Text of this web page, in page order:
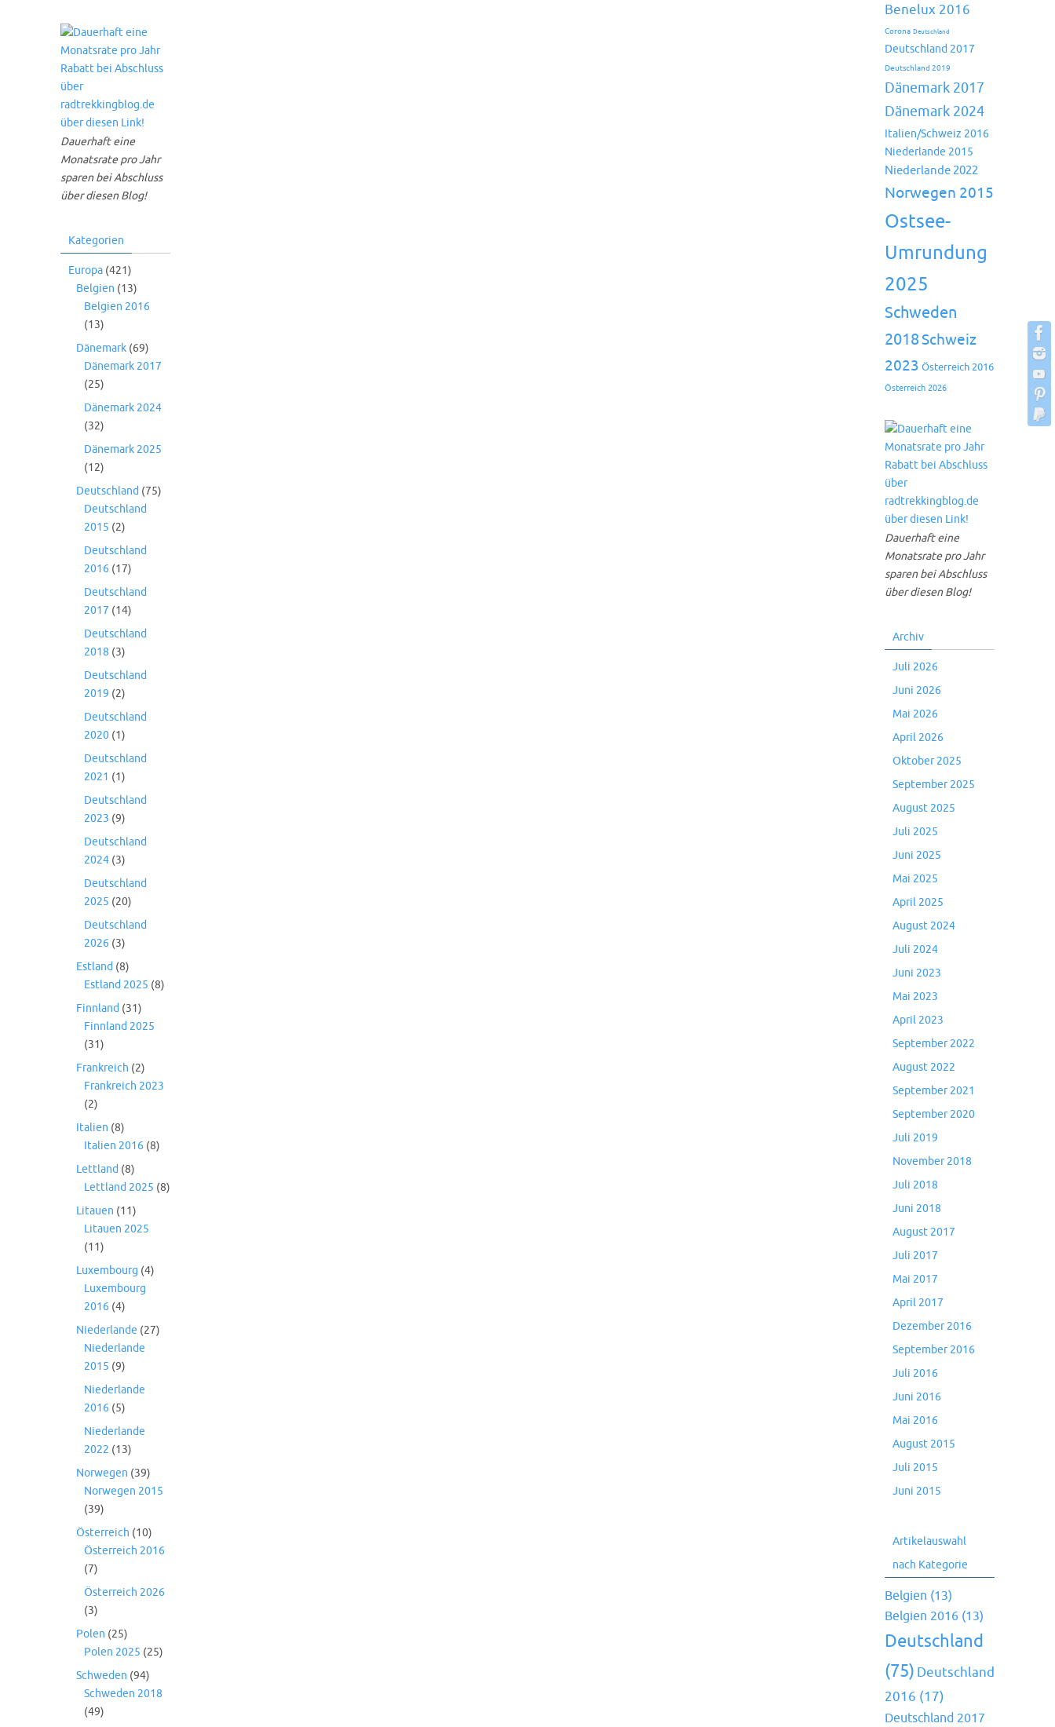
Dauerhaft eine
Monatsrate pro Jahr
sparen bei Abschluss
über diesen Blog!
Kategorien
Europa (421)
Belgien (13)
Belgien 2016
(13)
Dänemark (69)
Dänemark 2017
(25)
Dänemark 2024
(32)
Dänemark 2025
(12)
Deutschland (75)
Deutschland
2015 (2)
Deutschland
2016 (17)
Deutschland
2017 (14)
Deutschland
2018 (3)
Deutschland
2019 (2)
Deutschland
2020 (1)
Deutschland
2021 (1)
Deutschland
2023 (9)
Deutschland
2024 (3)
Deutschland
2025 (20)
Deutschland
2026 (3)
Estland (8)
Estland 2025 (8)
Finnland (31)
Finnland 2025
(31)
Frankreich (2)
Frankreich 2023
(2)
Italien (8)
Italien 2016 (8)
Lettland (8)
Lettland 2025 (8)
Litauen (11)
Litauen 2025
(11)
Luxembourg (4)
Luxembourg
2016 (4)
Niederlande (27)
Niederlande
2015 (9)
Niederlande
2016 (5)
Niederlande
2022 (13)
Norwegen (39)
Norwegen 2015
(39)
Österreich (10)
Österreich 2016
(7)
Österreich 2026
(3)
Polen (25)
Polen 2025 (25)
Schweden (94)
Schweden 2018
(49)
Benelux 2016
Corona Deutschland
Deutschland 2017
Deutschland 2019
Dänemark 2017
Dänemark 2024
Italien/Schweiz 2016
Niederlande 2015
Niederlande 2022
Norwegen 2015
Ostsee-
Umrundung
2025
Schweden
2018Schweiz
2023 Österreich 2016
Österreich 2026
Dauerhaft eine
Monatsrate pro Jahr
sparen bei Abschluss
über diesen Blog!
Archiv
Juli 2026
Juni 2026
Mai 2026
April 2026
Oktober 2025
September 2025
August 2025
Juli 2025
Juni 2025
Mai 2025
April 2025
August 2024
Juli 2024
Juni 2023
Mai 2023
April 2023
September 2022
August 2022
September 2021
September 2020
Juli 2019
November 2018
Juli 2018
Juni 2018
August 2017
Juli 2017
Mai 2017
April 2017
Dezember 2016
September 2016
Juli 2016
Juni 2016
Mai 2016
August 2015
Juli 2015
Juni 2015
Artikelauswahl
nach Kategorie
Belgien (13)
Belgien 2016 (13)
Deutschland
(75) Deutschland
2016 (17)
Deutschland 2017